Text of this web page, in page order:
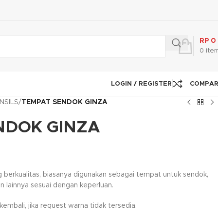
0
RP 0
LOGIN / REGISTER
/TEMPAT SENDOK GINZA
GINZA
berkualitas, biasanya digunakan sebagai tempat untuk sendok,
lainnya sesuai dengan keperluan.
jika request warna tidak tersedia.